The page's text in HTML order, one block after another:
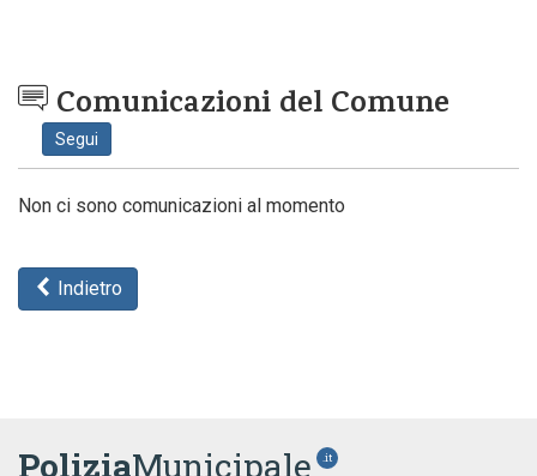
Comunicazioni del Comune
Segui
Non ci sono comunicazioni al momento
Indietro
PoliziaMunicipale .it